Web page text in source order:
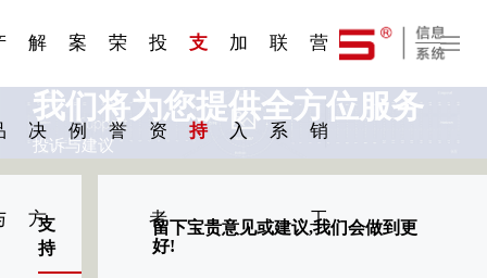
解
决
方
案
例
荣
誉
投
资
者
支
持
加
入
联
系
营
销
工
我们将为您提供全方位服务
投诉与建议
支
持
留下宝贵意见或建议,我们会做到更
好!